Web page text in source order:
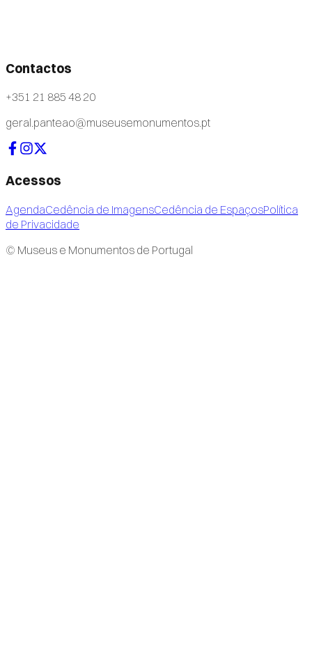
Contactos
+351 21 885 48 20
geral.panteao@museusemonumentos.pt
Acessos
AgendaCedência de ImagensCedência de EspaçosPolítica
de Privacidade
© Museus e Monumentos de Portugal